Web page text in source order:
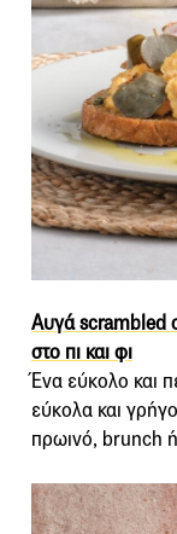
Aυγά scrambled
στο πι και φι
Ένα εύκολο και
εύκολα και
πρωινό, brunch